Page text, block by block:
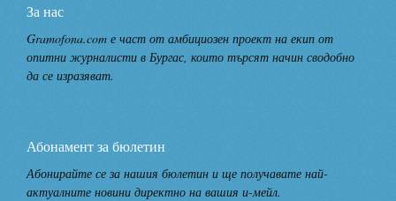
За нас
Gramofona.com е част от амбициозен проект на екип от
опитни журналисти в Бургас, които търсят начин сводобно
да се изразяват.
Абонамент за бюлетин
Абонирайте се за нашия бюлетин и ще получавате най-
актуалните новини директно на вашия и-мейл.